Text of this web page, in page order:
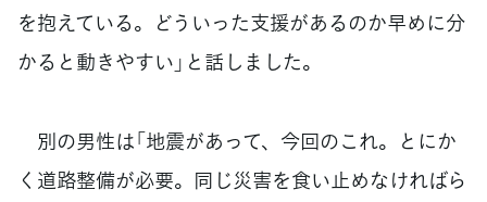
を抱えている。どういった支援があるのか早めに分
かると動きやすい」と話しました。
別の男性は「地震があって、今回のこれ。とにか
く道路整備が必要。同じ災害を食い止めなければら